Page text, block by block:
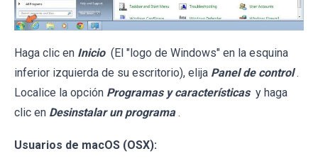
Haga clic en Inicio (El "logo de Windows" en la esquina
inferior izquierda de su escritorio), elija Panel de control .
Localice la opción Programas y características y haga
clic en Desinstalar un programa .
Usuarios de macOS (OSX):